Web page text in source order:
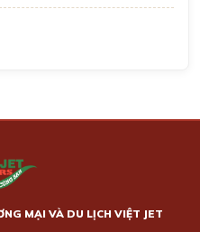
MẠI VÀ DU LỊCH VIỆT JET